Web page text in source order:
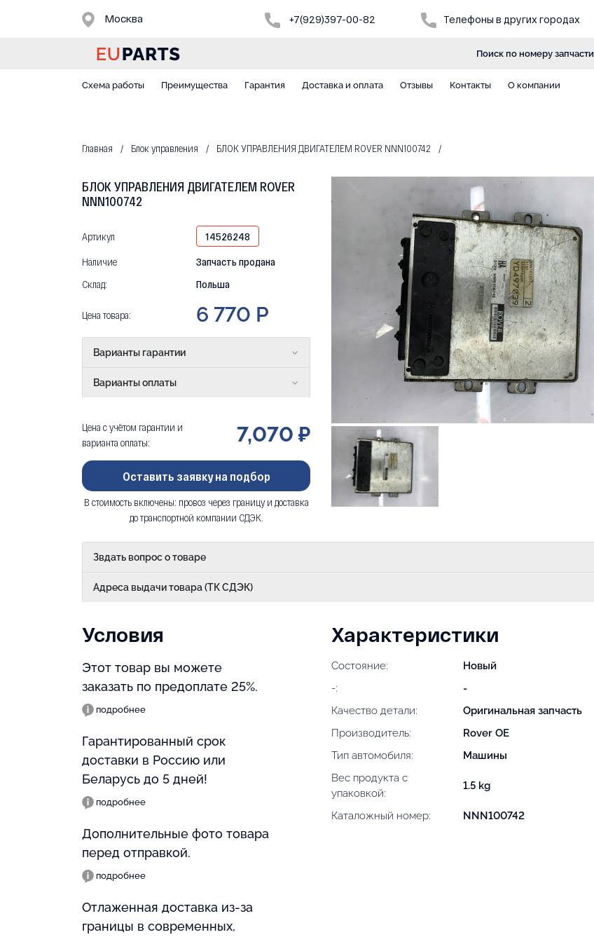
Москва +7(929)397-00-82 Телефоны в других городах
Поиск по номеру запчасти
Схема работы Преимущества Гарантия Доставка и оплата Отзывы Контакты О компании
Главная Блок управления БЛОК УПРАВЛЕНИЯ ДВИГАТЕЛЕМ ROVER NNN100742
БЛОК УПРАВЛЕНИЯ ДВИГАТЕЛЕМ ROVER
NNN100742
Артикул
14526248
Наличие
Запчасть продана
Склад:
Польша
Цена товара: 6 770 Р
Варианты гарантии
Варианты оплаты
Цена с учётом гарантии и
варианта оплаты:
7,070 ₽
Оставить заявку на подбор
В стоимость включены: провоз через границу и доставка
до транспортной компании СДЭК.
Звдать вопрос о товаре
Адреса выдачи товара (ТК СДЭК)
Условия
Этот товар вы можете
заказать по предоплате 25%.
подробнее
Гарантированный срок
доставки в Россию или
Беларусь до 5 дней!
подробнее
Дополнительные фото товара
перед отправкой.
подробнее
Отлаженная доставка из-за
границы в современных,
Характеристики
Состояние:
Новый
-:
-
Качество детали:
Оригинальная запчасть
Производитель:
Rover OE
Тип автомобиля:
Машины
Вес продукта с
упаковкой:
1.5 kg
Каталожный номер: NNN100742